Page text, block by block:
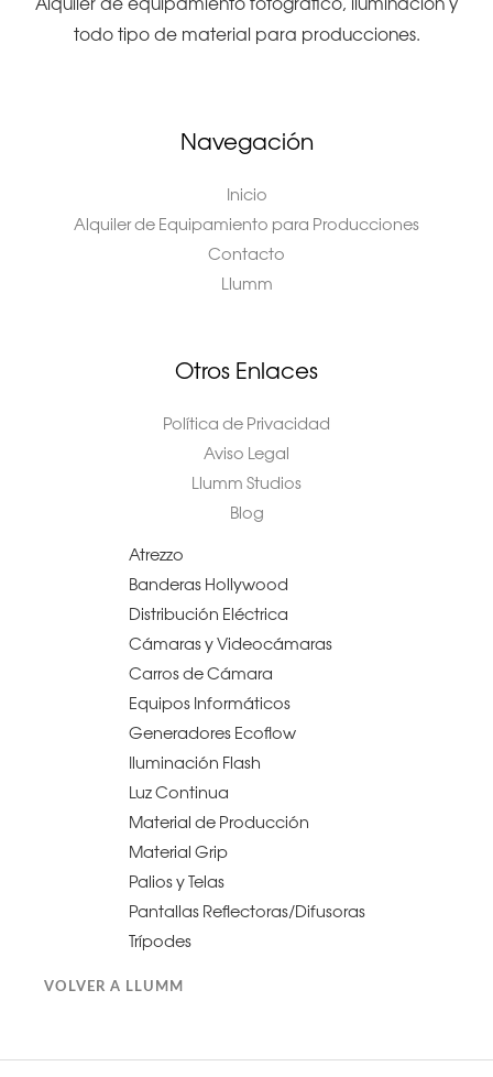
todo tipo de material para producciones.
Navegación
Inicio
Alquiler de Equipamiento para Producciones
Contacto
Llumm
Otros Enlaces
Política de Privacidad
Aviso Legal
Llumm Studios
Blog
Atrezzo
Banderas Hollywood
Distribución Eléctrica
Cámaras y Videocámaras
Carros de Cámara
Equipos Informáticos
Generadores Ecoflow
Iluminación Flash
Luz Continua
Material de Producción
Material Grip
Palios y Telas
Pantallas Reflectoras/Difusoras
Trípodes
VOLVER A LLUMM